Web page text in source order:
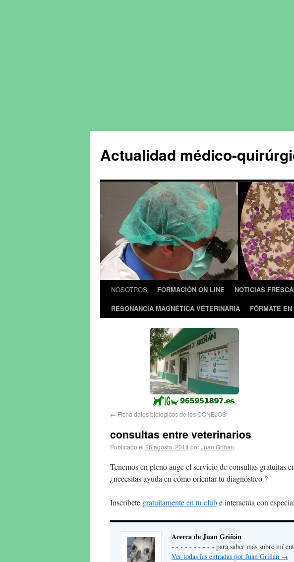
Actualidad médico-
NOSOTROS FORMACIÓN ON LINE NOTICIAS
RESONANCIA MAGNÉTICA VETERINARIA
FÓRMATE
← Ficha datos biologicos de los CONEJOS
consultas entre veterinarios
Publicado el 26 agosto, 2014porJuan Griñán
Tenemos en pleno auge el servicio de consultas gratuitas
¿necesitas ayuda en cómo orientar tu diagnóstico ?
Inscríbete gratuitamente en tu clube interactúa con
Acerca de Juan Griñán
- - - - - - - - - - para saber más sobre mí
Ver todas las entradas por Juan Griñán →